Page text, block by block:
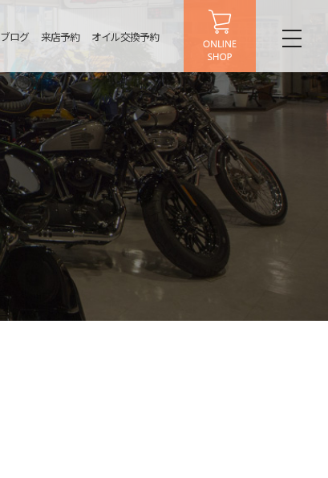
ブログ 来店予約 オイル交換予約